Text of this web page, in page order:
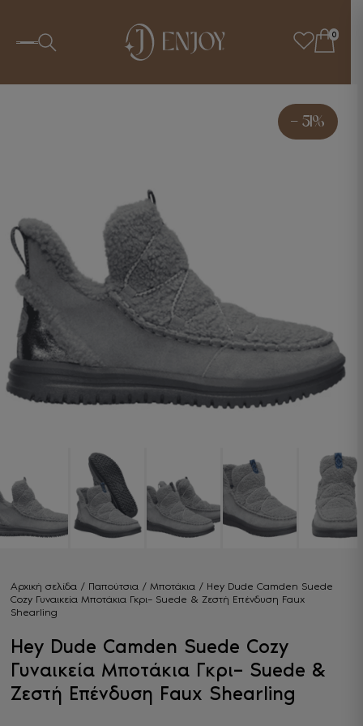
0
- 51%
Αρχική σελίδα/ Παπούτσια/ Μποτάκια/ Hey Dude Camden Suede
Cozy Γυναικεία Μποτάκια Γκρι– Suede & Ζεστή Επένδυση Faux
Shearling
Hey Dude Camden Suede Cozy
Γυναικεία Μποτάκια Γκρι– Suede &
Ζεστή Επένδυση Faux Shearling